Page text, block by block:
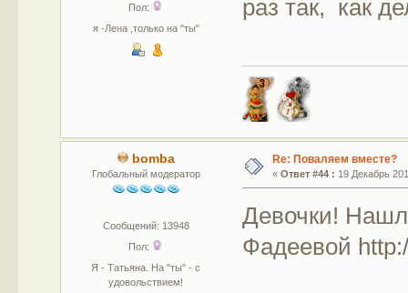
Пол:
я -Лена ,только на "ты"
раз так, как
bomba
Глобальный модератор
Сообщений: 13948
Пол:
Я - Татьяна. На "ты" - с
удовольствием!
Re: Поваляем вместе?
« Ответ #44 : 19 Декабрь
Девочки!
Фадеевой